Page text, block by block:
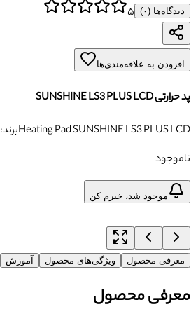
دیدگاه‌ها (۰) ۵
افزودن به علاقه‌مندی‌ها
پد حرارتی SUNSHINE LS3 PLUS LCD
Heating Pad SUNSHINE LS3 PLUS LCDبرند:
ناموجود
موجود شد، خبرم کن
معرفی محصول ویژگی‌های محصول آموزش
معرفی محصول